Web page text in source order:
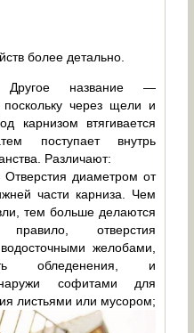
более детально.
Другое название —
через щели и
карнизом втягивается
поступает внутрь
Различают:
Отверстия диаметром от
части карниза. Чем
тем больше делаются
отверстия
желобами,
обледенения, и
софитами для
листьями или мусором;